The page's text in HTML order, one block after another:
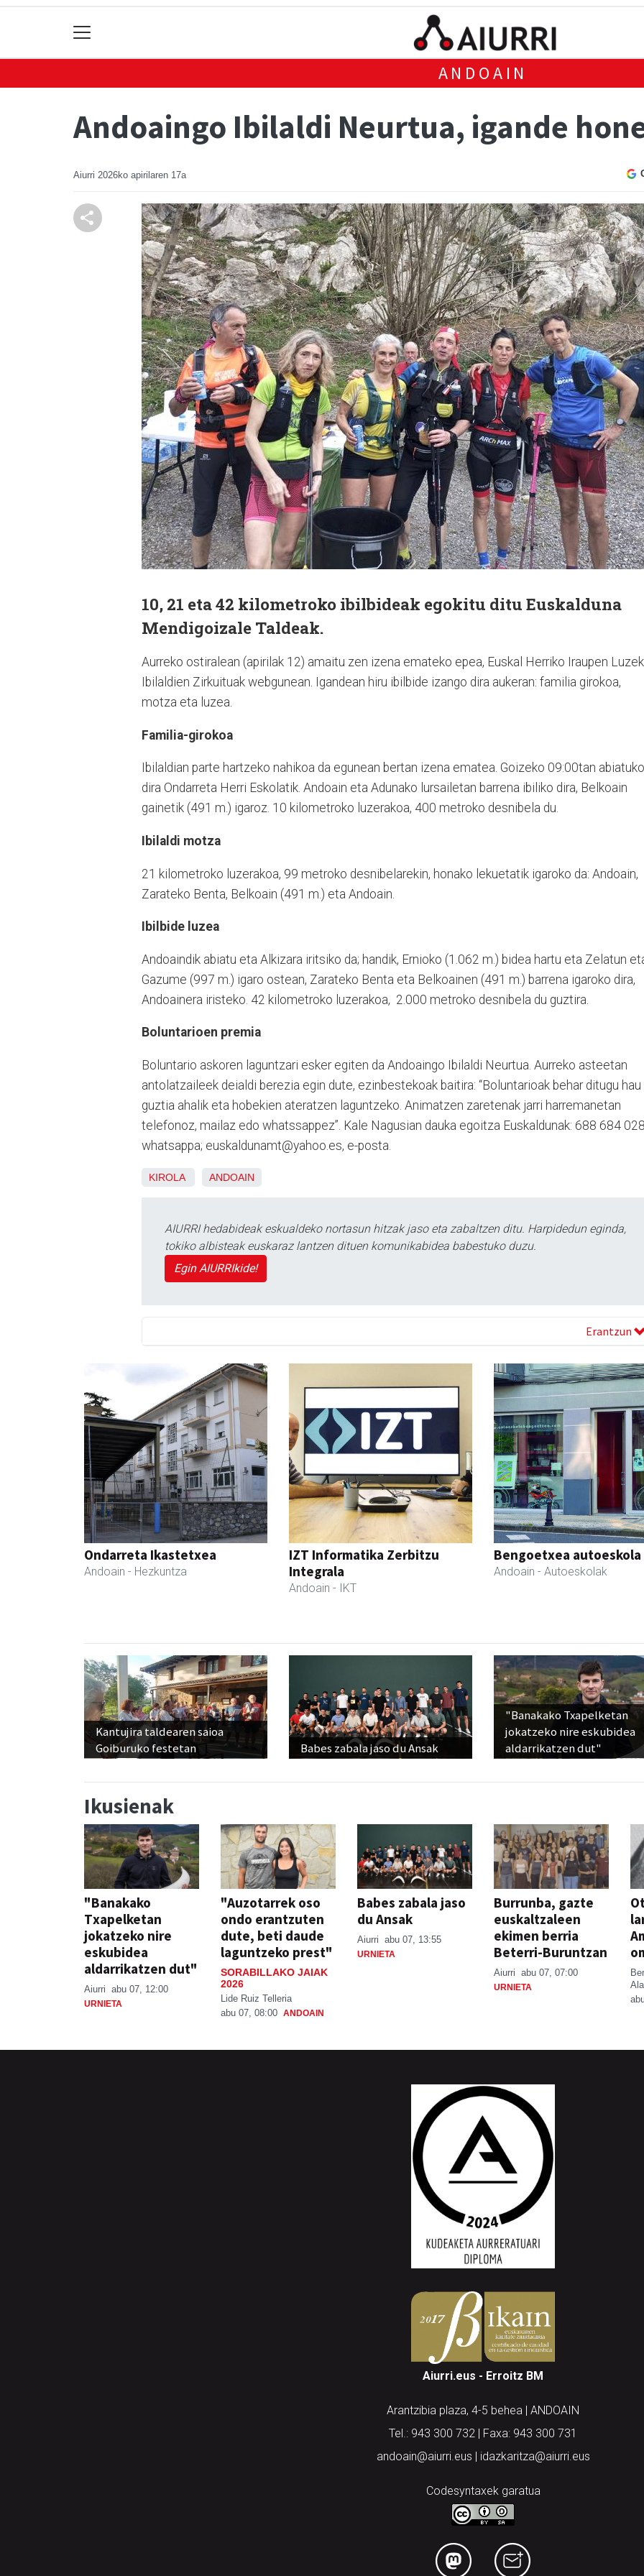
ANDOAIN
Andoaingo Ibilaldi Neurtua, igande
Aiurri 2026ko apirilaren 17a
10, 21 eta 42 kilometroko ibilbideak egokitu ditu Euskalduna
Mendigoizale Taldeak.
Aurreko ostiralean (apirilak 12) amaitu zen izena emateko epea, Euskal Herriko Iraupen
Ibilaldien Zirkuituak webgunean. Igandean hiru ibilbide izango dira aukeran: familia girokoa,
motza eta luzea.
Familia-girokoa
Ibilaldian parte hartzeko nahikoa da egunean bertan izena ematea. Goizeko 09:00tan abiatuko
dira Ondarreta Herri Eskolatik. Andoain eta Adunako lursailetan barrena ibiliko dira, Belkoain
gainetik (491 m.) igaroz. 10 kilometroko luzerakoa, 400 metroko desnibela du.
Ibilaldi motza
21 kilometroko luzerakoa, 99 metroko desnibelarekin, honako lekuetatik igaroko da: Andoain,
Zarateko Benta, Belkoain (491 m.) eta Andoain.
Ibilbide luzea
Andoaindik abiatu eta Alkizara iritsiko da; handik, Ernioko (1.062 m.) bidea hartu eta Zelatun
Gazume (997 m.) igaro ostean, Zarateko Benta eta Belkoainen (491 m.) barrena igaroko dira,
Andoainera iristeko. 42 kilometroko luzerakoa, 2.000 metroko desnibela du guztira.
Boluntarioen premia
Boluntario askoren laguntzari esker egiten da Andoaingo Ibilaldi Neurtua. Aurreko asteetan
antolatzaileek deialdi berezia egin dute, ezinbestekoak baitira: “Boluntarioak behar ditugu hau
guztia ahalik eta hobekien ateratzen laguntzeko. Animatzen zaretenak jarri harremanetan
telefonoz, mailaz edo whatssappez”. Kale Nagusian dauka egoitza Euskaldunak: 688 684
whatsappa; euskaldunamt@yahoo.es, e-posta.
KIROLA ANDOAIN
AIURRI hedabideak eskualdeko nortasun hitzak jaso eta zabaltzen ditu. Harpidedun eginda,
tokiko albisteak euskaraz lantzen dituen komunikabidea babestuko duzu.
Egin AIURRIkide!
Erantzun
Ondarreta Ikastetxea
Andoain - Hezkuntza
IZT Informatika Zerbitzu
Integrala
Andoain - IKT
Bengoetxea autoeskola
Andoain - Autoeskolak
Kantujira taldearen saioa
Goiburuko festetan
Babes zabala jaso du Ansak
"Banakako Txapelketan
jokatzeko nire eskubidea
aldarrikatzen dut"
Ikusienak
"Banakako
Txapelketan
jokatzeko nire
eskubidea
aldarrikatzen dut"
Aiurri abu 07, 12:00
URNIETA
"Auzotarrek oso
ondo erantzuten
dute, beti daude
laguntzeko prest"
SORABILLAKO JAIAK
2026
Lide Ruiz Telleria
abu 07, 08:00 ANDOAIN
Babes zabala jaso
du Ansak
Aiurri abu 07, 13:55
URNIETA
Burrunba, gazte
euskaltzaleen
ekimen berria
Beterri-Buruntzan
Aiurri abu 07, 07:00
URNIETA
Aiurri.eus - Erroitz BM
Arantzibia plaza, 4-5 behea | ANDOAIN
Tel.: 943 300 732 | Faxa: 943 300 731
andoain@aiurri.eus | idazkaritza@aiurri.eus
Codesyntaxek garatua